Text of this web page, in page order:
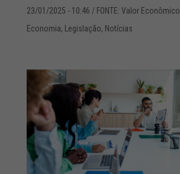
23/01/2025 - 10:46 / FONTE: Valor Econômico
Economia, Legislação, Notícias